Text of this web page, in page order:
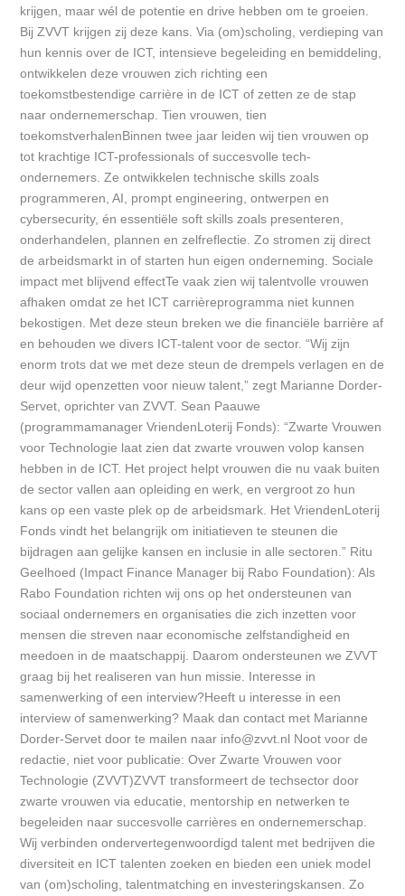
krijgen, maar wél de potentie en drive hebben om te groeien.
Bij ZVVT krijgen zij deze kans. Via (om)scholing, verdieping van
hun kennis over de ICT, intensieve begeleiding en bemiddeling,
ontwikkelen deze vrouwen zich richting een
toekomstbestendige carrière in de ICT of zetten ze de stap
naar ondernemerschap. Tien vrouwen, tien
toekomstverhalenBinnen twee jaar leiden wij tien vrouwen op
tot krachtige ICT-professionals of succesvolle tech-
ondernemers. Ze ontwikkelen technische skills zoals
programmeren, AI, prompt engineering, ontwerpen en
cybersecurity, én essentiële soft skills zoals presenteren,
onderhandelen, plannen en zelfreflectie. Zo stromen zij direct
de arbeidsmarkt in of starten hun eigen onderneming. Sociale
impact met blijvend effectTe vaak zien wij talentvolle vrouwen
afhaken omdat ze het ICT carrièreprogramma niet kunnen
bekostigen. Met deze steun breken we die financiële barrière af
en behouden we divers ICT-talent voor de sector. “Wij zijn
enorm trots dat we met deze steun de drempels verlagen en de
deur wijd openzetten voor nieuw talent,” zegt Marianne Dorder-
Servet, oprichter van ZVVT. Sean Paauwe
(programmamanager VriendenLoterij Fonds): “Zwarte Vrouwen
voor Technologie laat zien dat zwarte vrouwen volop kansen
hebben in de ICT. Het project helpt vrouwen die nu vaak buiten
de sector vallen aan opleiding en werk, en vergroot zo hun
kans op een vaste plek op de arbeidsmark. Het VriendenLoterij
Fonds vindt het belangrijk om initiatieven te steunen die
bijdragen aan gelijke kansen en inclusie in alle sectoren.” Ritu
Geelhoed (Impact Finance Manager bij Rabo Foundation): Als
Rabo Foundation richten wij ons op het ondersteunen van
sociaal ondernemers en organisaties die zich inzetten voor
mensen die streven naar economische zelfstandigheid en
meedoen in de maatschappij. Daarom ondersteunen we ZVVT
graag bij het realiseren van hun missie. Interesse in
samenwerking of een interview?Heeft u interesse in een
interview of samenwerking? Maak dan contact met Marianne
Dorder-Servet door te mailen naar info@zvvt.nl Noot voor de
redactie, niet voor publicatie: Over Zwarte Vrouwen voor
Technologie (ZVVT)ZVVT transformeert de techsector door
zwarte vrouwen via educatie, mentorship en netwerken te
begeleiden naar succesvolle carrières en ondernemerschap.
Wij verbinden ondervertegenwoordigd talent met bedrijven die
diversiteit en ICT talenten zoeken en bieden een uniek model
van (om)scholing, talentmatching en investeringskansen. Zo